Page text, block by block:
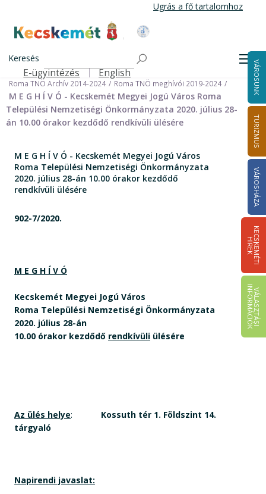
tartalomra
Ugrás a fő tartalomhoz
Kecskemét Város Honlapja
Keresés
Felső navigáció
E-ügyintézés English VÁROSUNK
TURIZMUS
VÁROSHÁZA
K
E
C
S
K
E
M
É
T
I
HÍ
R
E
K
V
Á
L
A
S
Z
T
Á
S
I
IN
F
O
R
M
Á
C
I
Ó
K
Önkormányzat
Nemzetiségi Önkormányzatok
Roma Települési Nemzetiségi Önkormányzat
Roma TNÖ Archív 2014-2024
Roma TNÖ meghívói 2019-2024
M E G H Í V Ó - Kecskemét Megyei Jogú Város Roma
Települési Nemzetiségi Önkormányzata 2020. július 28-
án 10.00 órakor kezdődő rendkívüli ülésére
M E G H Í V Ó - Kecskemét Megyei Jogú Város
Roma Települési Nemzetiségi Önkormányzata
2020. július 28-án 10.00 órakor kezdődő
rendkívüli ülésére
902-7/2020.
M E G H Í V Ó
Kecskemét Megyei Jogú Város
Roma Települési Nemzetiségi Önkormányzata
2020. július 28-án
10.00 órakor kezdődő rendkívüli ülésére
Az ülés helye: Kossuth tér 1. Földszint 14.
tárgyaló
Napirendi javaslat: